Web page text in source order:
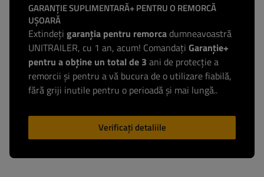
GARANȚIE SUPLIMENTARĂ+ PENTRU O REMORCĂ
UȘOARĂ
Extindeți garanția pentru remorcadumneavoastră
UNITRAILER, cu 1 an, acum! Comandați Garanție+
pentru a obține un total de 3 ani de protecție a
remorcii și pentru a vă bucura de o utilizare fiabilă,
fără griji inutile pentru o perioadă și mai lungă..
Verificați detaliile